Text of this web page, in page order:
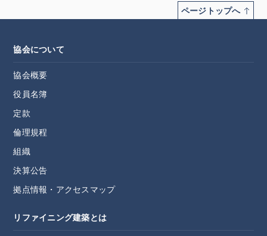
ページトップへ
協会について
協会概要
役員名簿
定款
倫理規程
組織
決算公告
拠点情報・アクセスマップ
リファイニング建築とは